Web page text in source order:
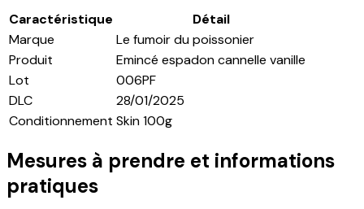
Caractéristique
Détail
Marque
Le fumoir du poissonier
Produit
Emincé espadon cannelle vanille
Lot
006PF
DLC
28/01/2025
Conditionnement Skin 100g
Mesures à prendre et informations
pratiques